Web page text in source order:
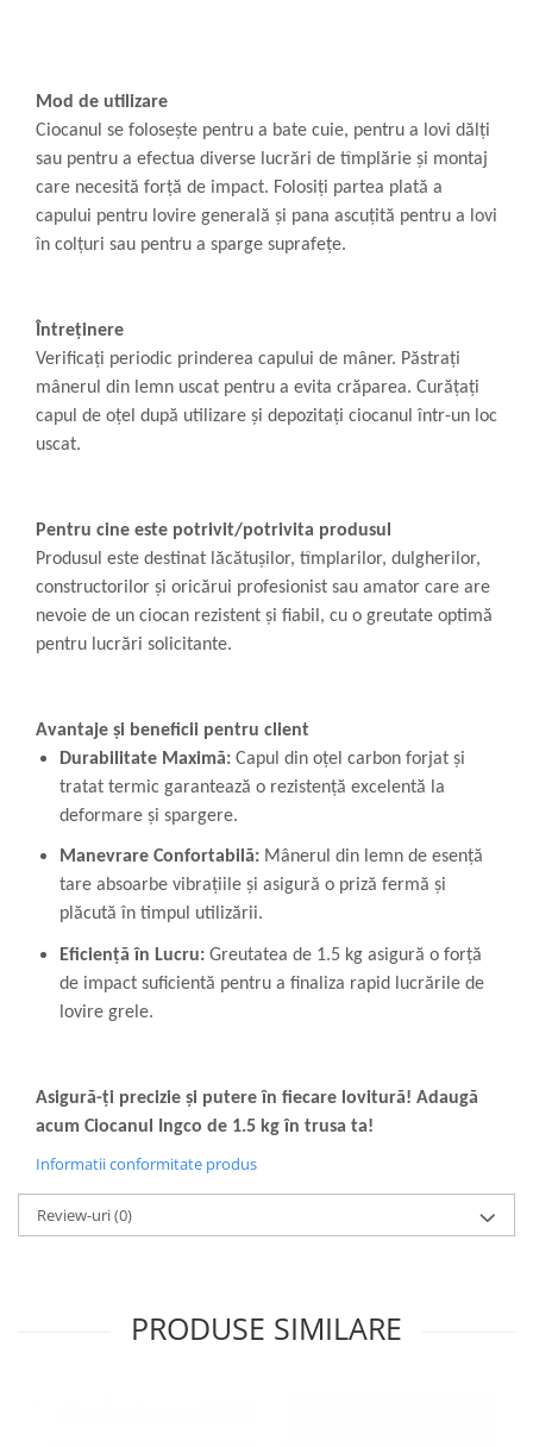
Mod de utilizare
Ciocanul se folosește pentru a bate cuie, pentru a lovi dălți
sau pentru a efectua diverse lucrări de tîmplărie și montaj
care necesită forță de impact. Folosiți partea plată a
capului pentru lovire generală și pana ascuțită pentru a lovi
în colțuri sau pentru a sparge suprafețe.
Întreținere
Verificați periodic prinderea capului de mâner. Păstrați
mânerul din lemn uscat pentru a evita crăparea. Curățați
capul de oțel după utilizare și depozitați ciocanul într-un loc
uscat.
Pentru cine este potrivit/potrivita produsul
Produsul este destinat lăcătușilor, tîmplarilor, dulgherilor,
constructorilor și oricărui profesionist sau amator care are
nevoie de un ciocan rezistent și fiabil, cu o greutate optimă
pentru lucrări solicitante.
Avantaje și beneficii pentru client
Durabilitate Maximă: Capul din oțel carbon forjat și
tratat termic garantează o rezistență excelentă la
deformare și spargere.
Manevrare Confortabilă: Mânerul din lemn de esență
tare absoarbe vibrațiile și asigură o priză fermă și
plăcută în timpul utilizării.
Eficiență în Lucru: Greutatea de 1.5 kg asigură o forță
de impact suficientă pentru a finaliza rapid lucrările de
lovire grele.
Asigură-ți precizie și putere în fiecare lovitură! Adaugă
acum Ciocanul Ingco de 1.5 kg în trusa ta!
Informatii conformitate produs
Review-uri(0)
PRODUSE SIMILARE